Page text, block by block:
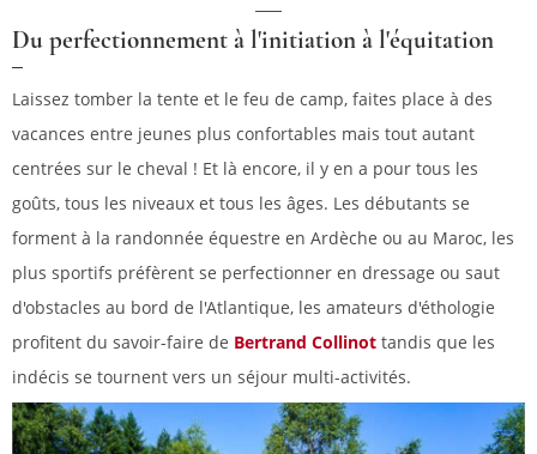
Du perfectionnement à l'initiation à l'équitation
Laissez tomber la tente et le feu de camp, faites place à des
vacances entre jeunes plus confortables mais tout autant
centrées sur le cheval ! Et là encore, il y en a pour tous les
goûts, tous les niveaux et tous les âges. Les débutants se
forment à la randonnée équestre en Ardèche ou au Maroc, les
plus sportifs préfèrent se perfectionner en dressage ou saut
d'obstacles au bord de l'Atlantique, les amateurs d'éthologie
profitent du savoir-faire de Bertrand Collinot tandis que les
indécis se tournent vers un séjour multi-activités.